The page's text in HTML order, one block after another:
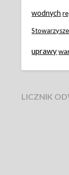
wodnych
uprawy
LICZNIK